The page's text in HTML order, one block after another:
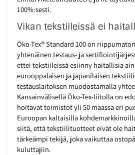
100%:sesti.
Vikan tekstiileissä ei
Öko-Tex® Standard 100 on
yhtenäinen testaus- ja
ettei tekstiileissä esiinny haitallisia
eurooppalaisen ja japanilaisen
testauslaitoksen muodostamalla
Kansainvälisellä Öko-Tex-liitolla on
hoitavat toimistot yli 50 maassa eri
Euroopan kaltaisilla
siitä, että tekstiilituotteet eivät ole
tärkeämpi tekijä, joka vaikuttaa
kuluttajiin.